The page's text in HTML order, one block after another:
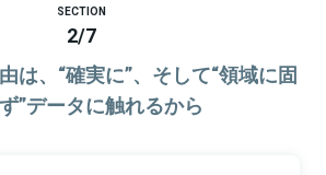
SECTION
2/7
は、“確実に”、そして“領域に固
”データに触れるから